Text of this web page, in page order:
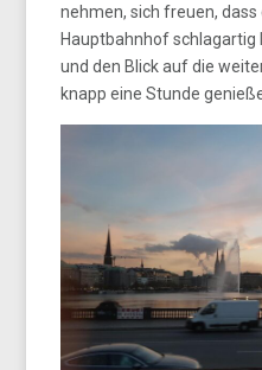
nehmen, sich freuen,
Hauptbahnhof schlagartig
und den Blick auf die
knapp eine Stunde